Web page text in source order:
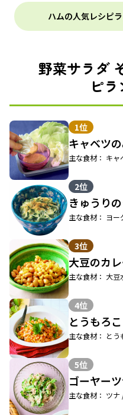
ハムの人気レシピ
野菜サラダ
ピ
1位
キャベツ
主な食材： キャ
2位
きゅうり
主な食材： ヨー
3位
大豆のカ
主な食材： 大
4位
とうもろ
主な食材： と
5位
ゴーヤー
主な食材： ツナ